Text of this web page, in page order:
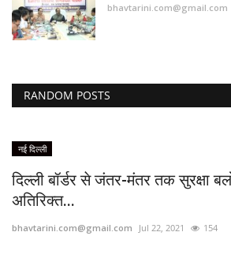
bhavtarini.com@gmail.com
RANDOM POSTS
नई दिल्ली
दिल्ली बॉर्डर से जंतर-मंतर तक सुरक्षा
अतिरिक्त...
bhavtarini.com@gmail.com Jul 22, 2021 154